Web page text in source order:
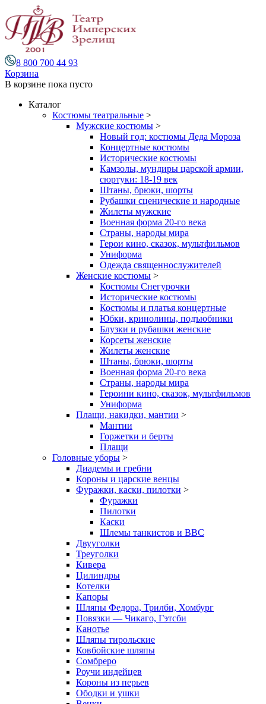
8 800 700 44 93
Корзина
В корзине пока пусто
Каталог
Костюмы театральные >
Мужские костюмы >
Новый год: костюмы Деда Мороза
Концертные костюмы
Исторические костюмы
Камзолы, мундиры царской армии,
сюртуки: 18-19 век
Штаны, брюки, шорты
Рубашки сценические и народные
Жилеты мужские
Военная форма 20-го века
Страны, народы мира
Герои кино, сказок, мультфильмов
Униформа
Одежда священнослужителей
Женские костюмы >
Костюмы Снегурочки
Исторические костюмы
Костюмы и платья концертные
Юбки, кринолины, подъюбники
Блузки и рубашки женские
Корсеты женские
Жилеты женские
Штаны, брюки, шорты
Военная форма 20-го века
Страны, народы мира
Героини кино, сказок, мультфильмов
Униформа
Плащи, накидки, мантии >
Мантии
Горжетки и берты
Плащи
Головные уборы >
Диадемы и гребни
Короны и царские венцы
Фуражки, каски, пилотки >
Фуражки
Пилотки
Каски
Шлемы танкистов и ВВС
Двууголки
Треуголки
Кивера
Цилиндры
Котелки
Капоры
Шляпы Федора, Трилби, Хомбург
Повязки — Чикаго, Гэтсби
Канотье
Шляпы тирольские
Ковбойские шляпы
Сомбреро
Роучи индейцев
Короны из перьев
Ободки и ушки